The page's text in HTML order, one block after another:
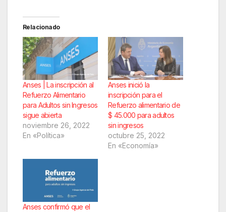
Relacionado
Anses | La inscripción al
Refuerzo Alimentario
para Adultos sin Ingresos
sigue abierta
noviembre 26, 2022
En «Política»
Anses inició la
inscripción para el
Refuerzo alimentario de
$ 45.000 para adultos
sin ingresos
octubre 25, 2022
En «Economía»
Anses confirmó que el